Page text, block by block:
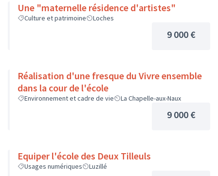
Une "maternelle résidence d'artistes"
Culture et patrimoine Loches
9 000 €
Réalisation d'une fresque du Vivre ensemble
dans la cour de l'école
Environnement et cadre de vie La Chapelle-aux-Naux
9 000 €
Equiper l'école des Deux Tilleuls
Usages numériques Luzillé